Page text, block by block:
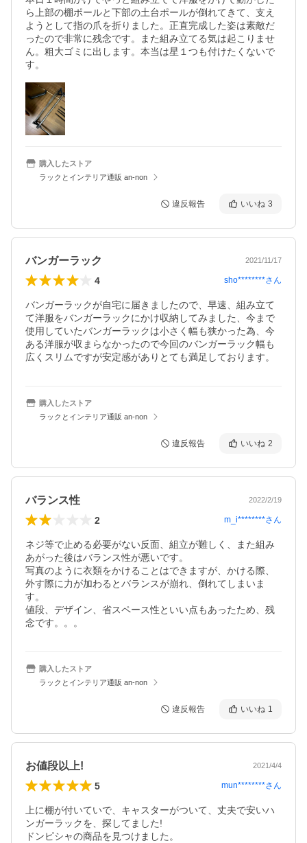
ら上部の棚ポールと下部の土台ポールが倒れてきて、支え
ようとして指の爪を折りました。正直完成した姿は素敵だ
ったので非常に残念です。また組み立てる気は起こりませ
ん。粗大ゴミに出します。本当は星１つも付けたくないで
す。
購入したストア
ラックとインテリア通販 an-non
違反報告 いいね 3
バンガーラック 2021/11/17
4 sho********さん
バンガーラックが自宅に届きましたので、早速、組み立て
て洋服をバンガーラックにかけ収納してみました、今まで
使用していたバンガーラックは小さく幅も狭かった為、今
ある洋服が収まらなかったので今回のバンガーラック幅も
広くスリムですが安定感がありとても満足しております。
購入したストア
ラックとインテリア通販 an-non
違反報告 いいね 2
バランス性 2022/2/19
2 m_i********さん
ネジ等で止める必要がない反面、組立が難しく、また組み
あがった後はバランス性が悪いです。
写真のように衣類をかけることはできますが、かける際、
外す際に力が加わるとバランスが崩れ、倒れてしまいま
す。
値段、デザイン、省スペース性といい点もあったため、残
念です。。。
購入したストア
ラックとインテリア通販 an-non
違反報告 いいね 1
お値段以上! 2021/4/4
5 mun********さん
上に棚が付いていで、キャスターがついて、丈夫で安いハ
ンガーラックを、探してました!
ドンピシャの商品を見つけました。